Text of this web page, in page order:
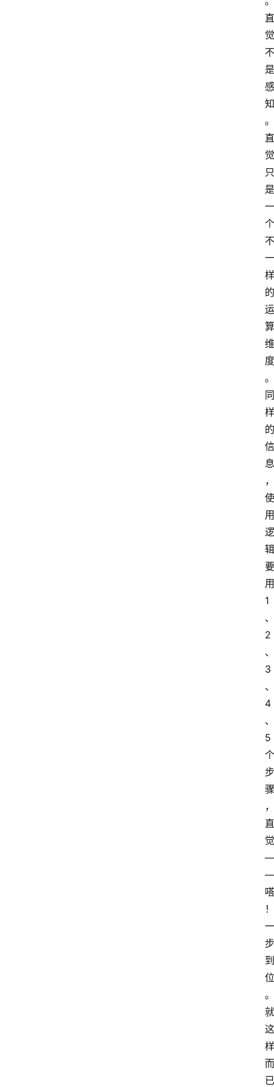
直
觉
不
是
感
知
。
直
觉
只
是
一
个
不
一
样
的
运
算
维
度
。
同
样
的
信
息
，
使
用
逻
辑
要
用
1
、
2
、
3
、
4
、
5
个
步
骤
，
直
觉
—
—
嗒
！
一
步
到
位
。
就
这
样
而
已